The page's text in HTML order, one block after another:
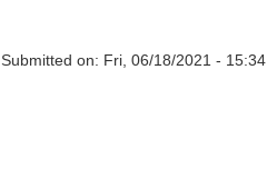
Submitted on: Fri, 06/18/2021 - 15:34